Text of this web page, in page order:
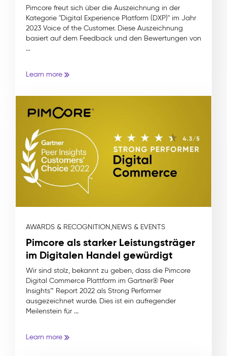
Pimcore freut sich über die Auszeichnung in der
Kategorie "Digital Experience Platform (DXP)" im Jahr
2023 Voice of the Customer. Diese Auszeichnung
basiert auf dem Feedback und den Bewertungen von
...
Learn more
AWARDS & RECOGNITION,NEWS & EVENTS
Pimcore als starker Leistungsträger
im Digitalen Handel gewürdigt
Wir sind stolz, bekannt zu geben, dass die Pimcore
Digital Commerce Plattform im Gartner® Peer
Insights™ Report 2022 als Strong Performer
ausgezeichnet wurde. Dies ist ein aufregender
Meilenstein für ...
Learn more